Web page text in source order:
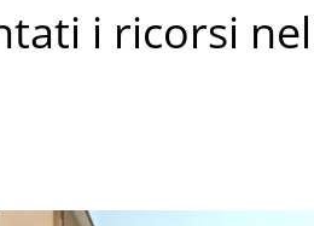
i ricorsi nel